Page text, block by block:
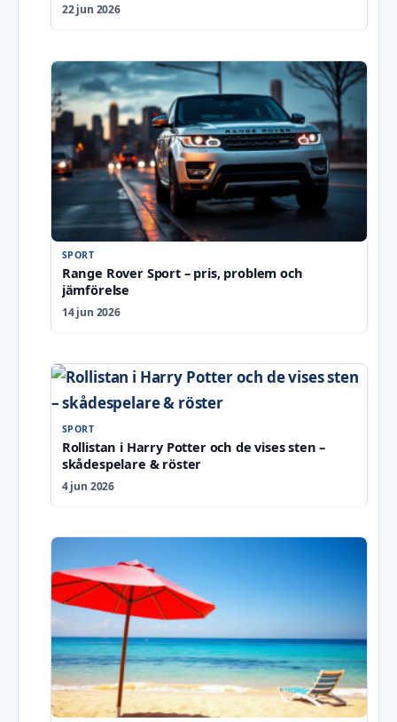
22 jun 2026
SPORT
Range Rover Sport – pris, problem och
jämförelse
14 jun 2026
SPORT
Rollistan i Harry Potter och de vises sten –
skådespelare & röster
4 jun 2026